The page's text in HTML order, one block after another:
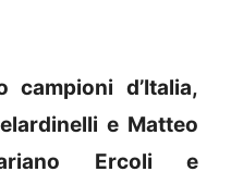
d’Italia,
e Matteo
Ercoli e